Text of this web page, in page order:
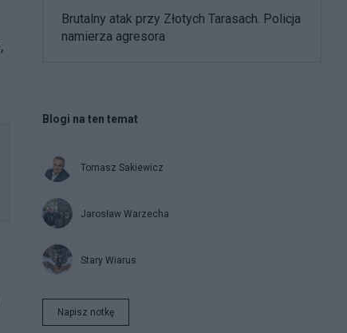
Brutalny atak przy Złotych Tarasach. Policja
namierza agresora
Blogi na ten temat
Tomasz Sakiewicz
Jarosław Warzecha
Stary Wiarus
Napisz notkę